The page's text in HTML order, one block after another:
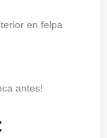
en felpa
antes!